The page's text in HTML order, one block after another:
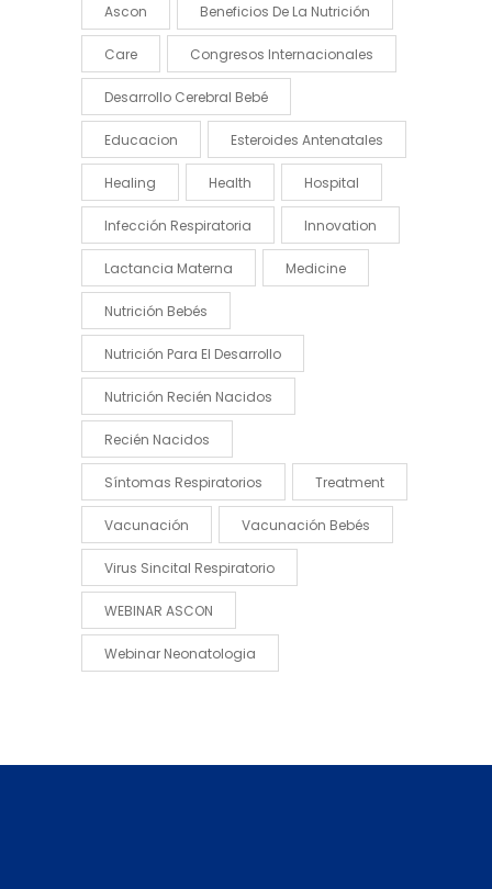
Ascon Beneficios De La Nutrición
Care Congresos Internacionales
Desarrollo Cerebral Bebé
Educacion Esteroides Antenatales
Healing Health Hospital
Infección Respiratoria Innovation
Lactancia Materna Medicine
Nutrición Bebés
Nutrición Para El Desarrollo
Nutrición Recién Nacidos
Recién Nacidos
Síntomas Respiratorios Treatment
Vacunación Vacunación Bebés
Virus Sincital Respiratorio
WEBINAR ASCON
Webinar Neonatologia